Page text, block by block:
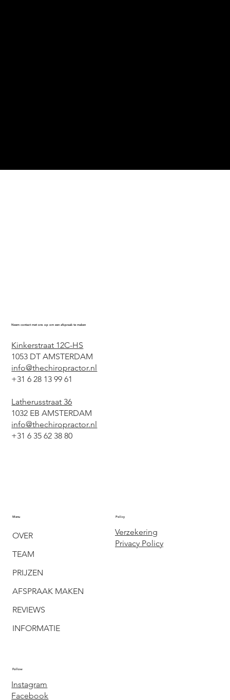
Neem contact met ons op om een afspraak te maken
Kinkerstraat 12C-HS
1053 DT AMSTERDAM
info@thechiropractor.nl
+31 6 28 13 99 61
Latherusstraat 36
1032 EB AMSTERDAM
info@thechiropractor.nl
+31 6 35 62 38 80
Menu
OVER
TEAM
PRIJZEN
AFSPRAAK MAKEN
REVIEWS
INFORMATIE
Policy
Verzekering
Privacy Policy
Follow
Instagram
Facebook